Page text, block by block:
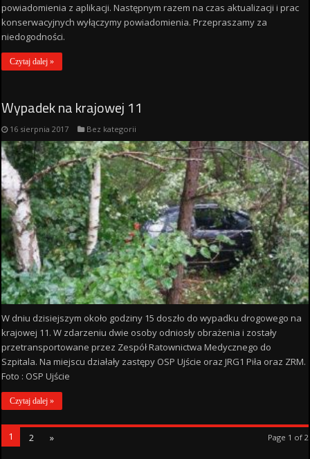
powiadomienia z aplikacji. Następnym razem na czas aktualizacji i prac
konserwacyjnych wyłączymy powiadomienia. Przepraszamy za
niedogodności.
Czytaj dalej »
Wypadek na krajowej 11
16 sierpnia 2017 Bez kategorii
W dniu dzisiejszym około godziny 15 doszło do wypadku drogowego na
krajowej 11. W zdarzeniu dwie osoby odniosły obrażenia i zostały
przetransportowane przez Zespół Ratownictwa Medycznego do
Szpitala. Na miejscu działały zastępy OSP Ujście oraz JRG1 Piła oraz ZRM.
Foto : OSP Ujście
Czytaj dalej »
Page 1 of 2
1 2 »